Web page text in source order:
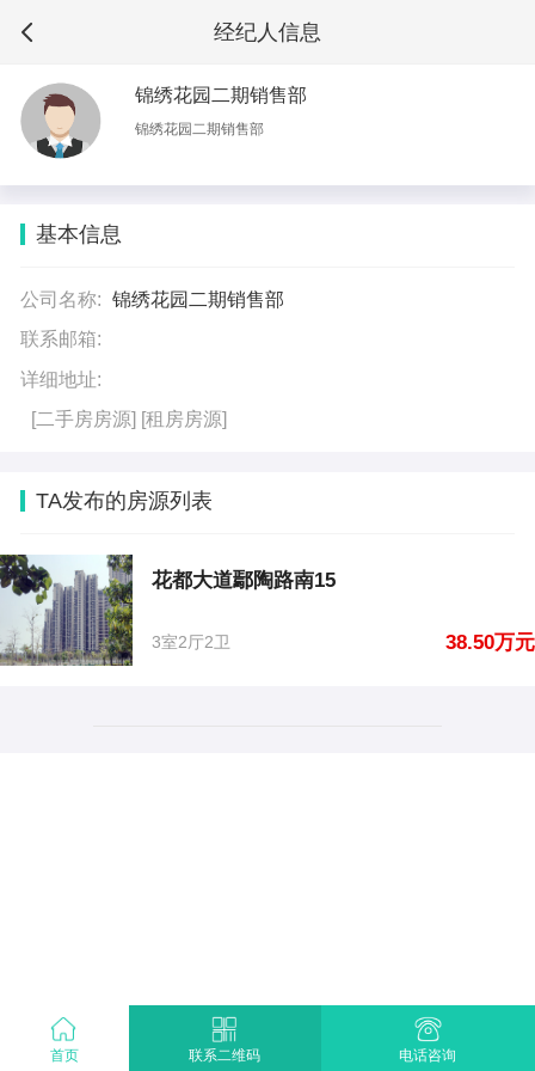
经纪人信息
首页 联系二维码 电话咨询
锦绣花园二期销售部
锦绣花园二期销售部
基本信息
公司名称: 锦绣花园二期销售部
联系邮箱:
详细地址:
[二手房房源] [租房房源]
TA发布的房源列表
花都大道鄢陶路南15
3室2厅2卫 38.50万元